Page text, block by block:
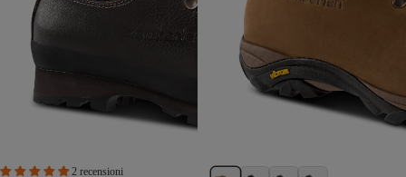
2 recensioni